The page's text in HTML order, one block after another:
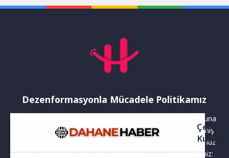
Dezenformasyonla Mücadele Politikamız
Yayınlanan haberler doğruluk ilkesi gözetilerek hazırlanır. Buna
rağmen bazı içeriklerde eksik, hatalı veya güncelliğini yitirmiş
bilgiler bulunabilir.Yanlış veya yanıltıcı olduğunu düşündüğünüz
haberleri aşağıdaki iletişim kanallarından bize bildirebilirsiniz:
Çerez